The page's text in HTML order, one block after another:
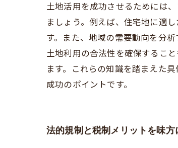
土地活用を成功させるためには
ましょう。例えば、住宅地に適
す。また、地域の需要動向を分
土地利用の合法性を確保するこ
ます。これらの知識を踏まえた
成功のポイントです。
法的規制と税制メリットを味